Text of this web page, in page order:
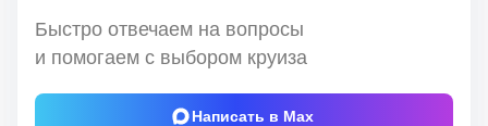
Быстро отвечаем на вопросы
и помогаем с выбором круиза
Написать в Max